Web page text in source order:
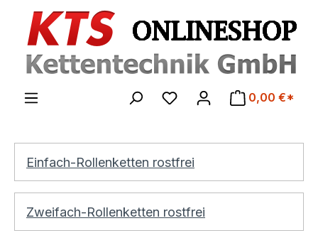
Zum Hauptinhalt springen
0,00 €*
Einfach-Rollenketten rostfrei
Zweifach-Rollenketten rostfrei